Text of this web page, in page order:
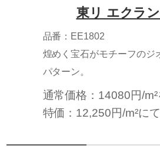
東リ エクラ
品番：EE1802
煌めく宝石がモチーフのジ
パターン。
通常価格：14080円/m²
特価：12,250円/m²にて